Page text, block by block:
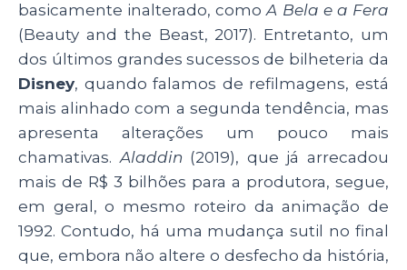
basicamente inalterado, comoA Bela e a Fera
(Beauty and the Beast, 2017). Entretanto, um
dos últimos grandes sucessos de bilheteria da
Disney, quando falamos de refilmagens, está
mais alinhado com a segunda tendência, mas
apresenta alterações um pouco mais
chamativas.Aladdin (2019), que já arrecadou
mais de R$ 3 bilhões para a produtora, segue,
em geral, o mesmo roteiro da animação de
1992. Contudo, há uma mudança sutil no final
que, embora não altere o desfecho da história,